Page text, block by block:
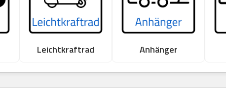
Leichtkraftrad Anhänger